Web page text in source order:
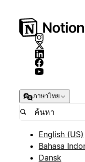
ภาษาไทย
English (US)
Bahasa
Dansk